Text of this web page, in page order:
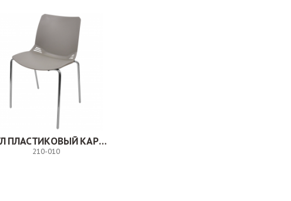
СТУЛ ПЛАСТИКОВЫЙ КАРЕ. 210-010
210-010